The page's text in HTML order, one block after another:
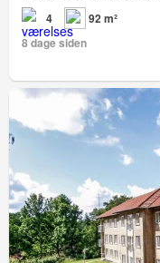
4
92 m²
8 dage siden